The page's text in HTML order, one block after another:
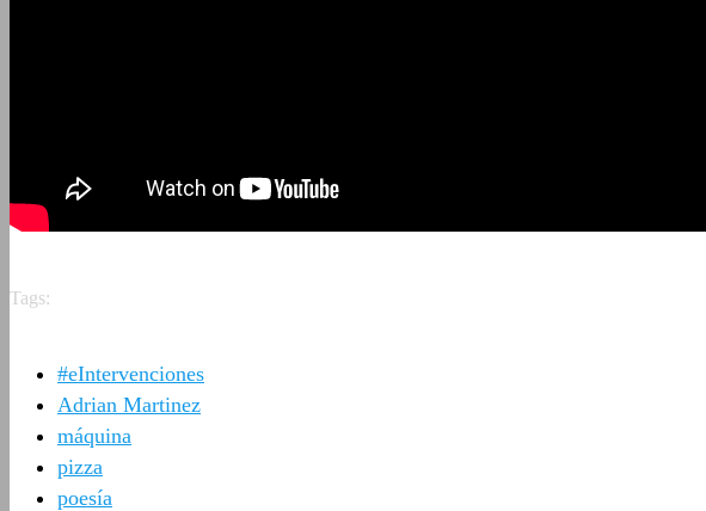
Tags:
#eIntervenciones
Adrian Martinez
máquina
pizza
poesía